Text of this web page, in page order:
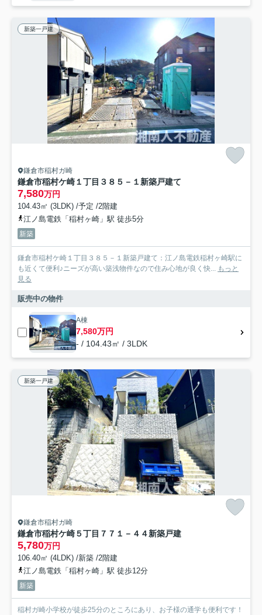
新築一戸建
鎌倉市稲村ガ崎
鎌倉市稲村ケ崎１丁目３８５－１新築戸建て
7,580万円
104.43㎡ (3LDK) /予定 /2階建
江ノ島電鉄「稲村ヶ崎」駅 徒歩5分
新築
鎌倉市稲村ケ崎１丁目３８５－１新築戸建て：江ノ島電鉄稲村ヶ崎駅に
も近くて便利♪ニーズが高い築浅物件なので住み心地が良く快... もっと
見る
販売中の物件
A棟
7,580万円
- / 104.43㎡ / 3LDK
新築一戸建
鎌倉市稲村ガ崎
鎌倉市稲村ケ崎５丁目７７１－４４新築戸建
5,780万円
106.40㎡ (4LDK) /新築 /2階建
江ノ島電鉄「稲村ヶ崎」駅 徒歩12分
新築
稲村ガ崎小学校が徒歩25分のところにあり、お子様の通学も便利です！